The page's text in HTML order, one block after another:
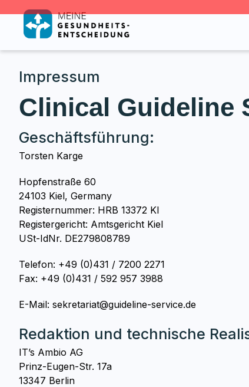
Impressum
Clinical Guideline
Geschäftsführung:
Torsten Karge
Hopfenstraße 60
24103 Kiel, Germany
Registernummer: HRB 13372 KI
Registergericht: Amtsgericht Kiel
USt-IdNr. DE279808789
Telefon: +49 (0)431 / 7200 2271
Fax: +49 (0)431 / 592 957 3988
E-Mail: sekretariat@guideline-service.de
Redaktion und technische
IT’s Ambio AG
Prinz-Eugen-Str. 17a
13347 Berlin